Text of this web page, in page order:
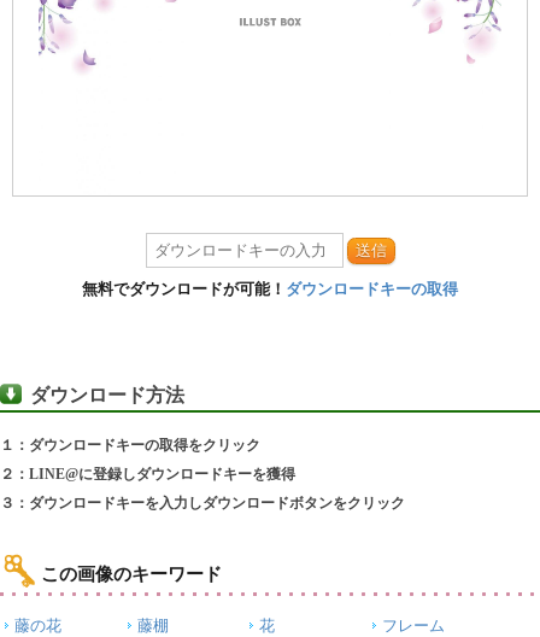
送信
無料でダウンロードが可能！ ダウンロードキーの取得
ダウンロード方法
１：ダウンロードキーの取得をクリック
２：LINE@に登録しダウンロードキーを獲得
３：ダウンロードキーを入力しダウンロードボタンをクリック
この画像のキーワード
藤の花 藤棚 花
フレーム